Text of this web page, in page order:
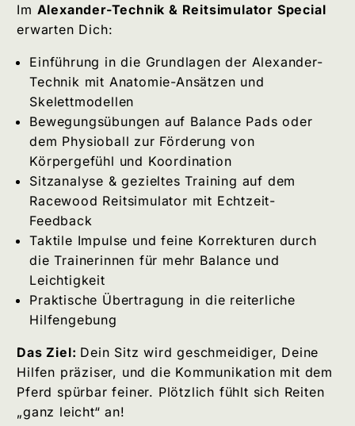
Im Alexander-Technik & Reitsimulator Special
erwarten Dich:
Einführung in die Grundlagen der Alexander-
Technik mit Anatomie-Ansätzen und
Skelettmodellen
Bewegungsübungen auf Balance Pads oder
dem Physioball zur Förderung von
Körpergefühl und Koordination
Sitzanalyse & gezieltes Training auf dem
Racewood Reitsimulator mit Echtzeit-
Feedback
Taktile Impulse und feine Korrekturen durch
die Trainerinnen für mehr Balance und
Leichtigkeit
Praktische Übertragung in die reiterliche
Hilfengebung
Das Ziel: Dein Sitz wird geschmeidiger, Deine
Hilfen präziser, und die Kommunikation mit dem
Pferd spürbar feiner. Plötzlich fühlt sich Reiten
„ganz leicht“ an!